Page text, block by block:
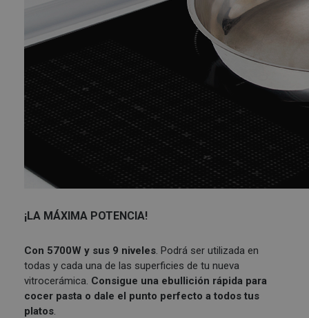
¡LA MÁXIMA POTENCIA!
Con 5700W y sus 9 niveles. Podrá ser utilizada en
todas y cada una de las superficies de tu nueva
vitrocerámica. Consigue una ebullición rápida para
cocer pasta o dale el punto perfecto a todos tus
platos.